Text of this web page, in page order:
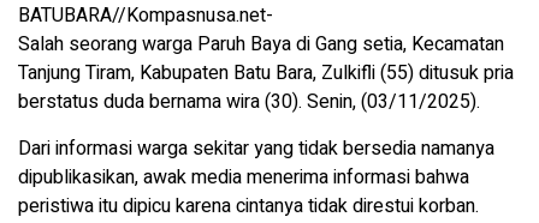
BATUBARA//Kompasnusa.net-
Salah seorang warga Paruh Baya di Gang setia, Kecamatan
Tanjung Tiram, Kabupaten Batu Bara, Zulkifli (55) ditusuk pria
berstatus duda bernama wira (30). Senin, (03/11/2025).
Dari informasi warga sekitar yang tidak bersedia namanya
dipublikasikan, awak media menerima informasi bahwa
peristiwa itu dipicu karena cintanya tidak direstui korban.